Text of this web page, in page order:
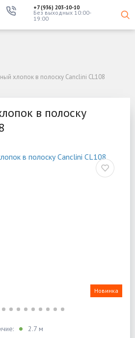
+7 (936) 203-10-10
Без выходных 10:00-
19:00
хлопок в полоску Canclini CL108
в полоску
Новинка
2.7 м